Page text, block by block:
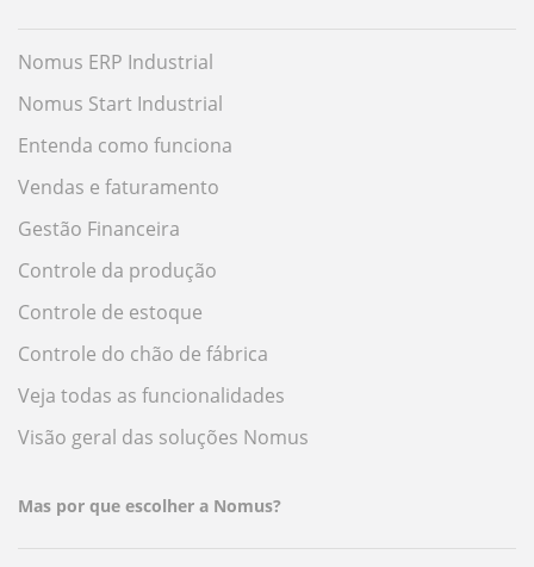
Nomus ERP Industrial
Nomus Start Industrial
Entenda como funciona
Vendas e faturamento
Gestão Financeira
Controle da produção
Controle de estoque
Controle do chão de fábrica
Veja todas as funcionalidades
Visão geral das soluções Nomus
Mas por que escolher a Nomus?